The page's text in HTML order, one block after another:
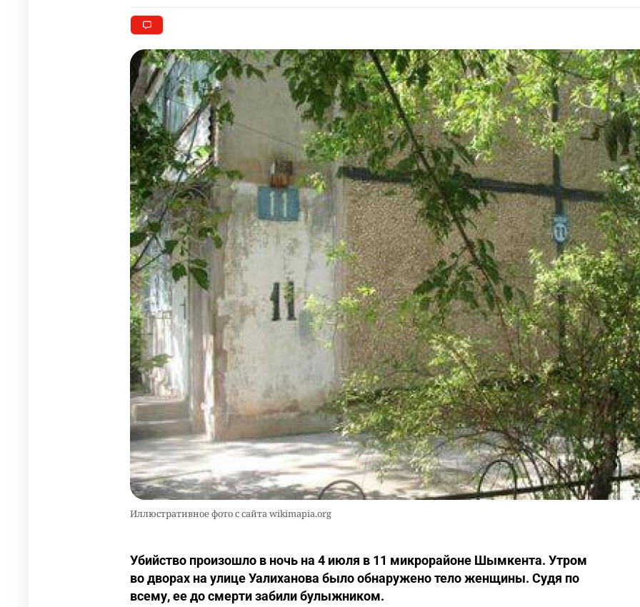
Иллюстративное фото с сайта wikimapia.org
Убийство произошло в ночь на 4 июля в 11 микрорайоне Шымкента. Утром
во дворах на улице Уалиханова было обнаружено тело женщины. Судя по
всему, ее до смерти забили булыжником.